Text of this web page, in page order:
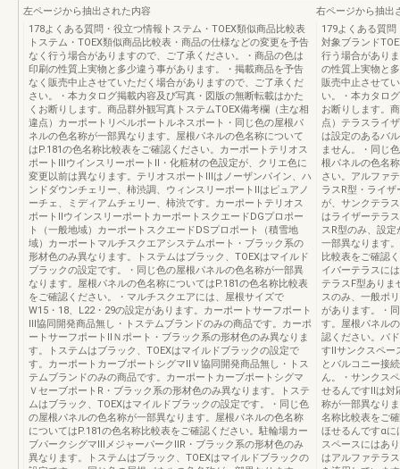
左ページから抽出された内容
178よくある質問・役立つ情報トステム・TOEX類似商品比較表
トステム・TOEX類似商品比較表・商品の仕様などの変更を予告
なく行う場合がありますので、ご了承ください。・商品の色は
印刷の性質上実物と多少違う事があります。・掲載商品を予告
なく販売中止させていただく場合がありますので、ご了承くだ
さい。・本カタログ掲載内容及び写真・図版の無断転載はかた
くお断りします。商品群外観写真トステムTOEX備考欄（主な相
違点）カーポートリベルポートルネスポート・同じ色の屋根パ
ネルの色名称が一部異なります。屋根パネルの色名称について
はP.181の色名称比較表をご確認ください。カーポートテリオス
ポートⅢウインスリーポートⅡ・化粧材の色設定が、クリエ色に
変更以前は異なります。テリオスポートⅢはノーザンパイン、ハ
ンドダウンチェリー、柿渋調、ウィンスリーポートⅡはピュアノ
ーチェ、ミディアムチェリー、柿渋です。カーポートテリオス
ポートⅡウインスリーポートカーポートスクエードDGプロポー
ト（一般地域）カーポートスクエードDSプロポート（積雪地
域）カーポートマルチスクエアシステムポート・ブラック系の
形材色のみ異なります。トステムはブラック、TOEXはマイルド
ブラックの設定です。・同じ色の屋根パネルの色名称が一部異
なります。屋根パネルの色名称についてはP.181の色名称比較表
をご確認ください。・マルチスクエアには、屋根サイズで
W15・18、L22・29の設定があります。カーポートサーフポート
Ⅲ協同開発商品無し・トステムブランドのみの商品です。カーポ
ートサーフポートⅡＮポート・ブラック系の形材色のみ異なりま
す。トステムはブラック、TOEXはマイルドブラックの設定で
す。カーポートカーブポートシグマⅡＶ協同開発商品無し・トス
テムブランドのみの商品です。カーポートカーブポートシグマ
ＶセーブポートR・ブラック系の形材色のみ異なります。トステ
ムはブラック、TOEXはマイルドブラックの設定です。・同じ色
の屋根パネルの色名称が一部異なります。屋根パネルの色名称
についてはP.181の色名称比較表をご確認ください。駐輪場カー
ブパークシグマⅢメジャーパークⅡR・ブラック系の形材色のみ
異なります。トステムはブラック、TOEXはマイルドブラックの
右ページから抽出
179よくある質
対象ブランド
行う場合があり
の性質上実物と
販売中止させて
い。・本カタロ
お断りします。
点）テラスライ
は設定のあるバ
ません。・同じ
根パネルの色名
さい。アルファ
ラスR型・ライ
が、サンクテラ
はライザーテラ
スR型のみ、設
一部異なります
比較表をご確認
イバーテラスに
テラスF型ありま
スのみ、一般ポ
があります。・
す。屋根パネル
認ください。パ
すⅡサンクスペー
とバルコニー接
ん。・サンクス
せるんですⅡは対
称が一部異なり
名称比較表をご
ほせるんですαに
スペースにはあ
はアルファテラ